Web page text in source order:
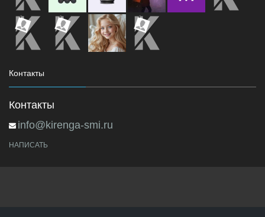
Контакты
Контакты
info@kirenga-smi.ru
НАПИСАТЬ